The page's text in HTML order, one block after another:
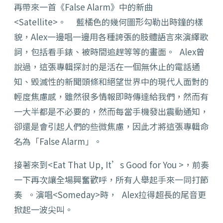
再帶來一首《False Alarm》中的新曲
<Satellite>。 藍橘色的幾何圖形勾勒出時鐘的樣
貌，Alex一邊唱一邊用各種誇張的肢體語言來演繹歌
詞，包括看手錶、被時間追趕等等的畫面。 Alex曾
說過，這張專輯探討的是活在一個無休止的電話通
知、毀滅性的新聞頭條和絕望世界中的現代人面對的
輕度焦慮感，雖然很多情報即時傳達給我們，然而有
一大半都是不必要的，然而每當手機發出震動通知，
卻還是會引起人們的些微焦慮，因此才將這張專輯命
名為「False Alarm」。
接著來到<Eat That Up, It’s Good for You >，前奏
一下再次讓全場興奮歡呼，所有人舉起手來一同打節
奏 。演唱<Someday>時， Alex拉得超長的尾音更
掀起一波尖叫。